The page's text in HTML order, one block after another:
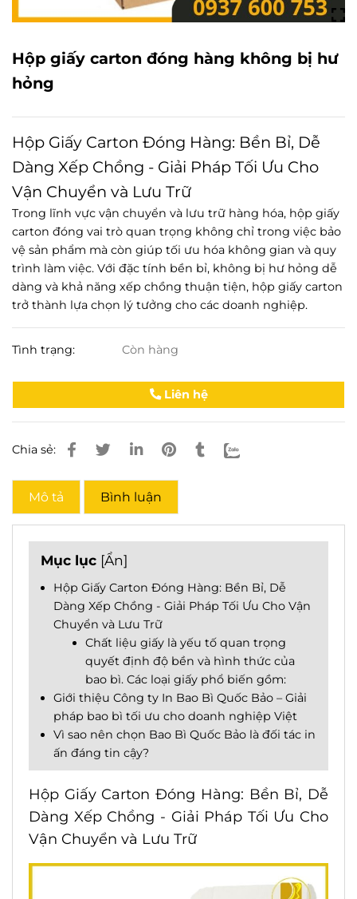
Hộp giấy carton đóng hàng không bị hư
hỏng
Hộp Giấy Carton Đóng Hàng: Bền Bỉ, Dễ
Dàng Xếp Chồng - Giải Pháp Tối Ưu Cho
Vận Chuyển và Lưu Trữ
Trong lĩnh vực vận chuyển và lưu trữ hàng hóa, hộp giấy
carton đóng vai trò quan trọng không chỉ trong việc bảo
vệ sản phẩm mà còn giúp tối ưu hóa không gian và quy
trình làm việc. Với đặc tính bền bỉ, không bị hư hỏng dễ
dàng và khả năng xếp chồng thuận tiện, hộp giấy carton
trở thành lựa chọn lý tưởng cho các doanh nghiệp.
Tình trạng: Còn hàng
Liên hệ
Chia sẻ:
Mô tả Bình luận
Mục lục [Ẩn]
Hộp Giấy Carton Đóng Hàng: Bền Bỉ, Dễ
Dàng Xếp Chồng - Giải Pháp Tối Ưu Cho Vận
Chuyển và Lưu Trữ
Chất liệu giấy là yếu tố quan trọng
quyết định độ bền và hình thức của
bao bì. Các loại giấy phổ biến gồm:
Giới thiệu Công ty In Bao Bì Quốc Bảo – Giải
pháp bao bì tối ưu cho doanh nghiệp Việt
Vì sao nên chọn Bao Bì Quốc Bảo là đối tác in
ấn đáng tin cậy?
Hộp Giấy Carton Đóng Hàng: Bền Bỉ, Dễ
Dàng Xếp Chồng - Giải Pháp Tối Ưu Cho
Vận Chuyển và Lưu Trữ